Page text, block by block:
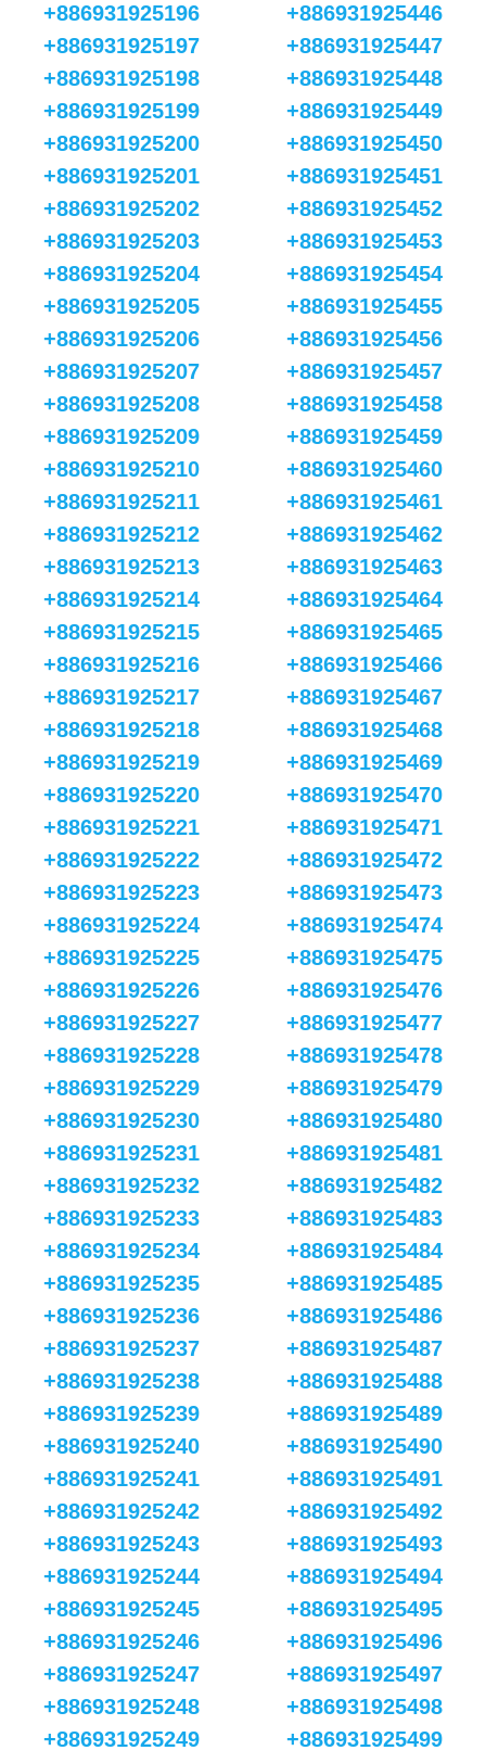
+886931925196
+886931925197
+886931925198
+886931925199
+886931925200
+886931925201
+886931925202
+886931925203
+886931925204
+886931925205
+886931925206
+886931925207
+886931925208
+886931925209
+886931925210
+886931925211
+886931925212
+886931925213
+886931925214
+886931925215
+886931925216
+886931925217
+886931925218
+886931925219
+886931925220
+886931925221
+886931925222
+886931925223
+886931925224
+886931925225
+886931925226
+886931925227
+886931925228
+886931925229
+886931925230
+886931925231
+886931925232
+886931925233
+886931925234
+886931925235
+886931925236
+886931925237
+886931925238
+886931925239
+886931925240
+886931925241
+886931925242
+886931925243
+886931925244
+886931925245
+886931925246
+886931925247
+886931925248
+886931925249
+886931925446
+886931925447
+886931925448
+886931925449
+886931925450
+886931925451
+886931925452
+886931925453
+886931925454
+886931925455
+886931925456
+886931925457
+886931925458
+886931925459
+886931925460
+886931925461
+886931925462
+886931925463
+886931925464
+886931925465
+886931925466
+886931925467
+886931925468
+886931925469
+886931925470
+886931925471
+886931925472
+886931925473
+886931925474
+886931925475
+886931925476
+886931925477
+886931925478
+886931925479
+886931925480
+886931925481
+886931925482
+886931925483
+886931925484
+886931925485
+886931925486
+886931925487
+886931925488
+886931925489
+886931925490
+886931925491
+886931925492
+886931925493
+886931925494
+886931925495
+886931925496
+886931925497
+886931925498
+886931925499